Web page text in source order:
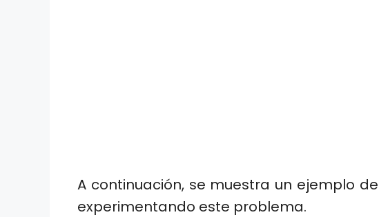
A continuación, se muestra un ejemplo
experimentando este problema.